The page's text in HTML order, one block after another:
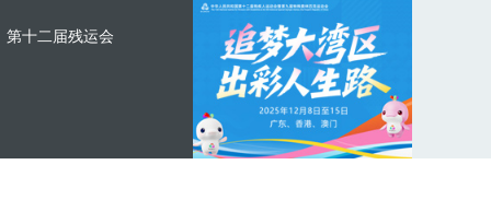
第十二届残运会